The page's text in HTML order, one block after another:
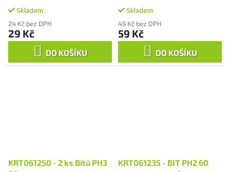
Skladem
24 Kč bez DPH
29 Kč
DO KOŠÍKU
Skladem
49 Kč bez DPH
59 Kč
DO KOŠÍKU
KRT061250 - 2 ks Bitů PH3
KRT061235 - BIT PH2 60